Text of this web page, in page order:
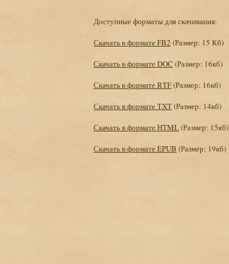
Доступные форматы для скачивания:
Скачать в формате FB2 (Размер: 15 Кб)
Скачать в формате DOC (Размер: 16кб)
Скачать в формате RTF(Размер: 16кб)
Скачать в формате TXT(Размер: 14кб)
Скачать в формате HTML(Размер: 15кб)
Скачать в формате EPUB (Размер: 19кб)